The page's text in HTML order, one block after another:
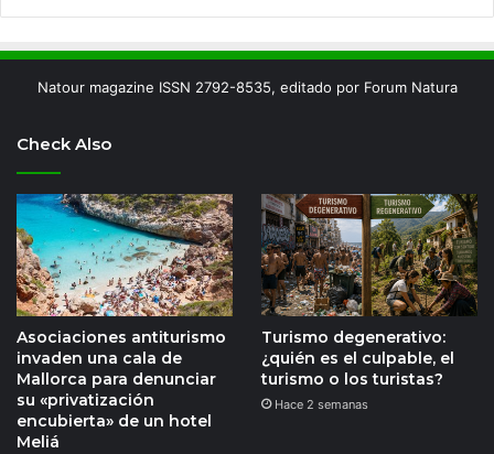
Natour magazine ISSN 2792-8535, editado por Forum Natura
Check Also
Asociaciones antiturismo
invaden una cala de
Mallorca para denunciar
su «privatización
encubierta» de un hotel
Meliá
Turismo degenerativo:
¿quién es el culpable, el
turismo o los turistas?
Hace 2 semanas